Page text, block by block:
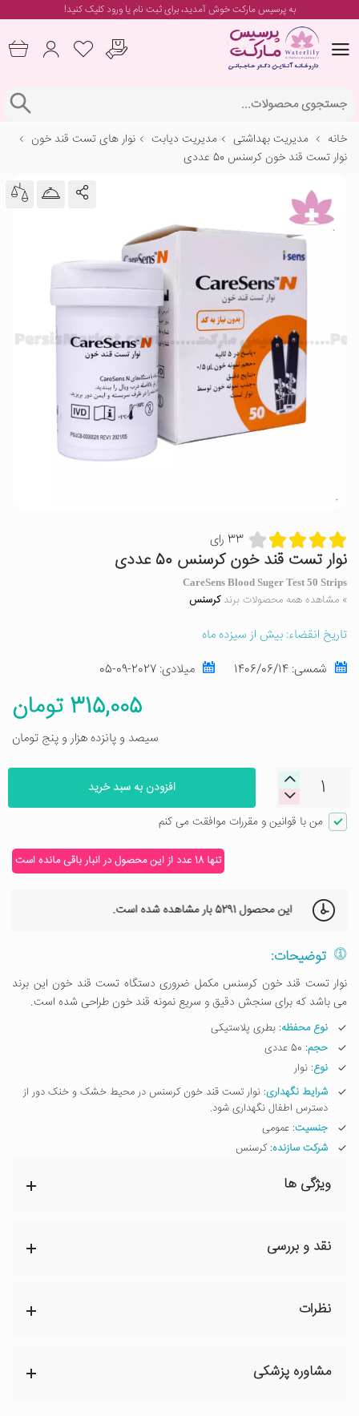
به پرسیس مارکت خوش آمدید، برایثبت نام یا ورودکلیک کنید!
خانه مدیریت بهداشتی مدیریت دیابت
نوار های تست قند خون
نوار تست قند خون کرسنس 50 عددی
33 رای
نوار تست قند خون کرسنس 50 عددی
CareSens Blood Suger Test 50 Strips
» مشاهده همه محصولات برندکرسنس
تاریخ انقضاء: بیش از سیزده ماه
شمسی: 1406/06/14 میلادی: 2027-09-05
315,005 تومان
سیصد و پانزده هزار و پنج تومان
افزودن به سبد خرید
من با قوانین و مقررات موافقت می کنم
تنها 18 عدد از این محصول در انبار باقی مانده است
این محصول5291 بار مشاهده شده است.
توضیحات:
نوار تست قند خون کرسنس مکمل ضروری دستگاه تست قند خون این برند
می باشد که برای سنجش دقیق و سریع نمونه قند خون طراحی شده است.
نوع محفظه: بطری پلاستیکی
حجم: 50 عددی
نوع: نوار
شرایط نگهداری: نوار تست قند خون کرسنس در محیط خشک و خنک دور از
دسترس اطفال نگهداری شود.
جنسیت: عمومی
شرکت سازنده: کرسنس
ویژگی ها
نقد و بررسی
نظرات
مشاوره پزشکی